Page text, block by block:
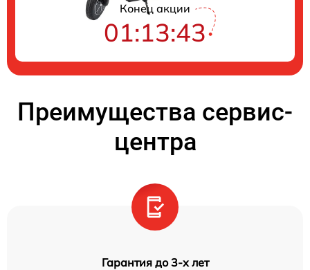
Конец акции
01:13:42
Преимущества сервис-
центра
Гарантия до 3-х лет